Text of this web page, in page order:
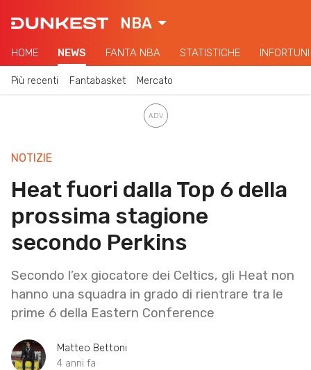
NBA
HOME NEWS FANTA NBA STATISTICHE INFORTUNI
Più recenti Fantabasket Mercato
NOTIZIE
Heat fuori dalla Top 6 della
prossima stagione
secondo Perkins
Secondo l’ex giocatore dei Celtics, gli Heat non
hanno una squadra in grado di rientrare tra le
prime 6 della Eastern Conference
Matteo Bettoni
4 anni fa